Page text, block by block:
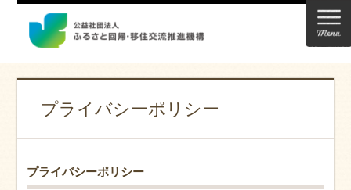
プライバシーポリシー
プライバシーポリシー